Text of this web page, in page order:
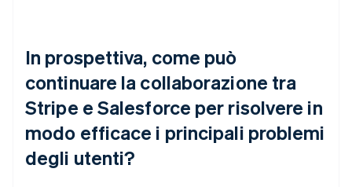
In prospettiva, come può
continuare la collaborazione tra
Stripe e Salesforce per risolvere in
modo efficace i principali problemi
degli utenti?